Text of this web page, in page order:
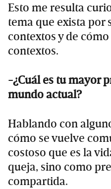
Esto me resulta
tema que exista por
contextos y de
contextos.
-¿Cuál es tu mayor
mundo actual?
Hablando con
cómo se vuelve
costoso que es la
queja, sino como
compartida.